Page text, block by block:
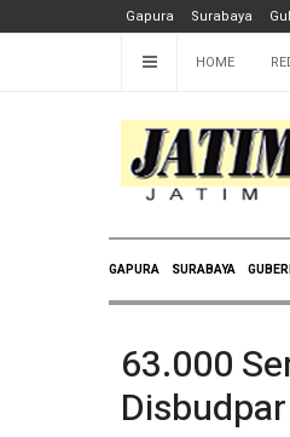
Gapura Surabaya
HOME
GAPURA SURABAYA
63.000